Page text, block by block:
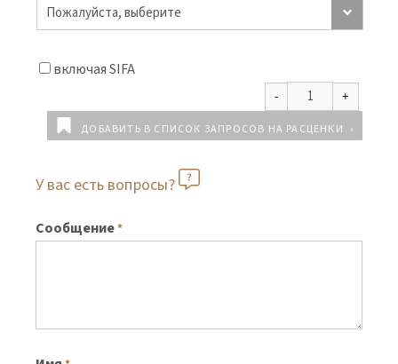
включая SIFA
ДОБАВИТЬ В СПИСОК ЗАПРОСОВ НА РАСЦЕНКИ
У вас есть вопросы?
Сообщение*